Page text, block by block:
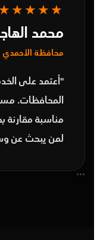
محمد
محافظة الأحمدي
"أعتمد على
المحافظات.
مناسبة مقارنة
لمن يبحث عن
```